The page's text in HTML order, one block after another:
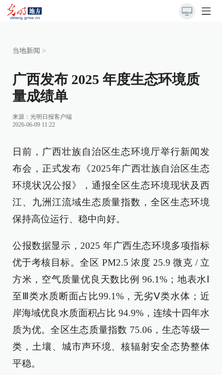
当地新闻 >
广西发布 2025 年度生态环境质
量成绩单
来源： 光明日报客户端
2026-06-09 11:22
日前，广西壮族自治区生态环境厅举行新闻发
布会，正式发布《2025年广西壮族自治区生态
环境状况公报》，通报全区生态环境现状及西
江、九洲江流域生态质量指数，全区生态环境
保持高位运行、稳中向好。
公报数据显示，2025 年广西生态环境多项指标
优于考核目标。全区 PM2.5 浓度 25.9 微克 / 立
方米，空气质量优良天数比例 96.1%；地表水Ⅰ
至Ⅲ类水质断面占比99.1%，无劣Ⅴ类水体；近
岸海域优良水质面积占比 94.9%，连续十四年水
质为优。全区生态质量指数 75.06，生态等级一
类，土壤、城市声环境、核辐射安全态势整体
平稳。